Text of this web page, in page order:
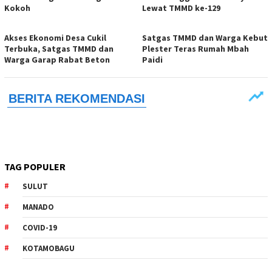
Kokoh
Lewat TMMD ke-129
Akses Ekonomi Desa Cukil
Terbuka, Satgas TMMD dan
Warga Garap Rabat Beton
Satgas TMMD dan Warga Kebut
Plester Teras Rumah Mbah
Paidi
TAG POPULER
SULUT
MANADO
COVID-19
KOTAMOBAGU